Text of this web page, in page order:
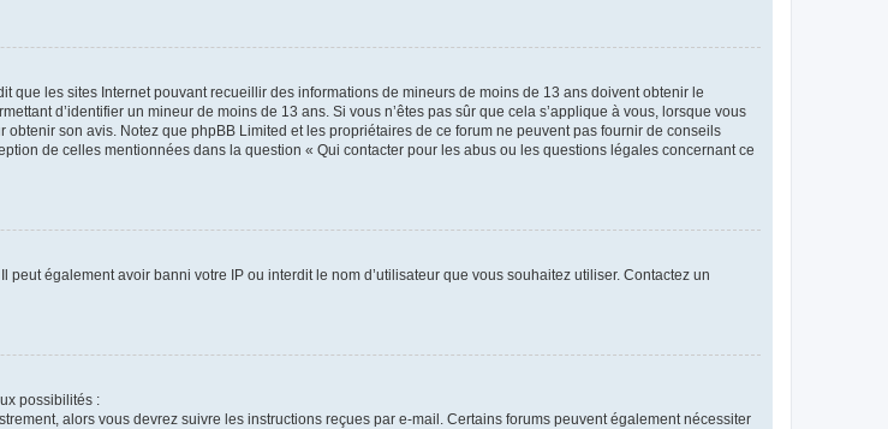
que les sites Internet pouvant recueillir des informations de mineurs de moins de 13 ans doivent obtenir le
d’identifier un mineur de moins de 13 ans. Si vous n’êtes pas sûr que cela s’applique à vous, lorsque vous
son avis. Notez que phpBB Limited et les propriétaires de ce forum ne peuvent pas fournir de conseils
de celles mentionnées dans la question « Qui contacter pour les abus ou les questions légales concernant ce
également avoir banni votre IP ou interdit le nom d’utilisateur que vous souhaitez utiliser. Contactez un
possibilités :
alors vous devrez suivre les instructions reçues par e-mail. Certains forums peuvent également nécessiter